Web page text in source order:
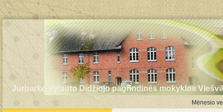
Jurbarko Vytauto Didžiojo pagrindinės mokyklos
Mėnesio